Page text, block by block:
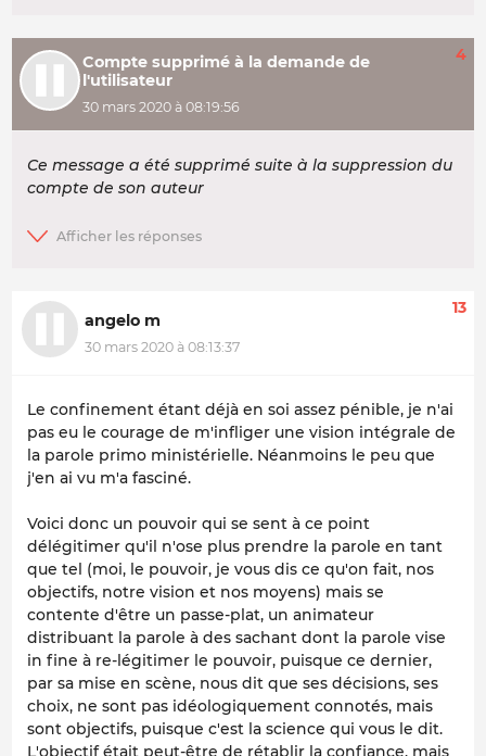
Compte supprimé à la demande de
l'utilisateur
30 mars 2020 à 08:19:56
4
Ce message a été supprimé suite à la suppression du
compte de son auteur
angelo m
30 mars 2020 à 08:13:37
13
Le confinement étant déjà en soi assez pénible, je n'ai
pas eu le courage de m'infliger une vision intégrale de
la parole primo ministérielle. Néanmoins le peu que
j'en ai vu m'a fasciné.
Voici donc un pouvoir qui se sent à ce point
délégitimer qu'il n'ose plus prendre la parole en tant
que tel (moi, le pouvoir, je vous dis ce qu'on fait, nos
objectifs, notre vision et nos moyens) mais se
contente d'être un passe-plat, un animateur
distribuant la parole à des sachant dont la parole vise
in fine à re-légitimer le pouvoir, puisque ce dernier,
par sa mise en scène, nous dit que ses décisions, ses
choix, ne sont pas idéologiquement connotés, mais
sont objectifs, puisque c'est la science qui vous le dit.